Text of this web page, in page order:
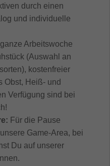
durch einen
und individuelle
Arbeitswoche
(Auswahl an
kostenfreier
Obst, Heiß- und
Verfügung sind bei
Für die Pause
Game-Area, bei
Du auf unserer